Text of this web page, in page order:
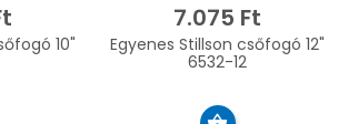
10"
7.075 Ft
Egyenes Stillson csőfogó 12"
6532-12